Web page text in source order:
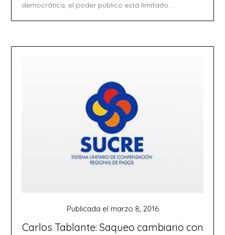
democrática, el poder público está limitado…
Carlos Tablante: Saqueo cambiario con
Publicada el marzo 8, 2016